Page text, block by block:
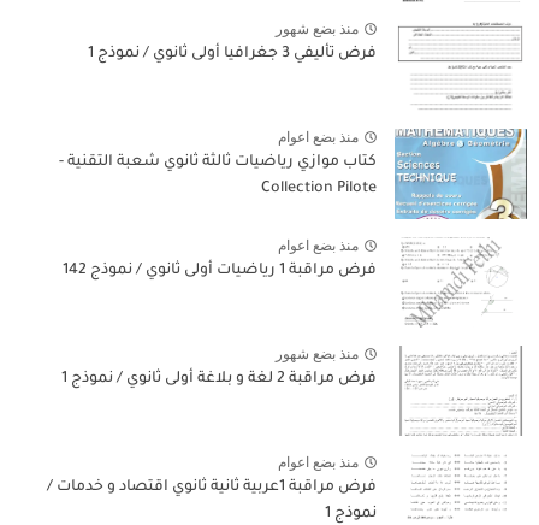
منذ بضع شهور
فرض تأليفي 3 جغرافيا أولى ثانوي / نموذج 1
منذ بضع اعوام
كتاب موازي رياضيات ثالثة ثانوي شعبة التقنية -
Collection Pilote
منذ بضع اعوام
فرض مراقبة 1 رياضيات أولى ثانوي / نموذج 142
منذ بضع شهور
فرض مراقبة 2 لغة و بلاغة أولى ثانوي / نموذج 1
منذ بضع اعوام
فرض مراقبة 1عربية ثانية ثانوي اقتصاد و خدمات /
نموذج 1